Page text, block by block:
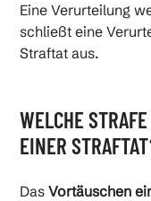
Eine Verurteilung
schließt eine
Straftat aus.
WELCHE
EINER
DasVortäuschen